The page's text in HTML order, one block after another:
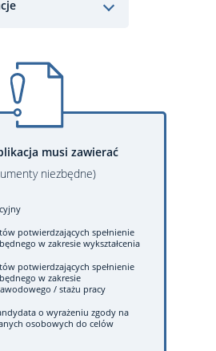
musi zawierać
niezbędne)
potwierdzających spełnienie
w zakresie wykształcenia
potwierdzających spełnienie
w zakresie
/ stażu pracy
o wyrażeniu zgody na
osobowych do celów